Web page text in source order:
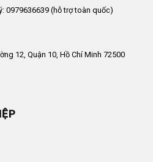
0979636639 (hỗ trợ toàn quốc)
12, Quận 10, Hồ Chí Minh 72500